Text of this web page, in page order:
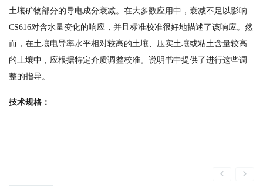
土壤矿物部分的导电成分衰减。在大多数应用中，衰减不足以影响
CS616对含水量变化的响应，并且标准校准很好地描述了该响应。然
而，在土壤电导率水平相对较高的土壤、压实土壤或粘土含量较高
的土壤中，应根据特定介质调整校准。说明书中提供了进行这些调
整的指导。
技术规格：